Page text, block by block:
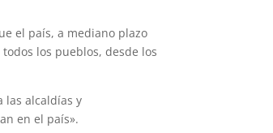
el país, a mediano plazo
los pueblos, desde los
las alcaldías y
en el país».